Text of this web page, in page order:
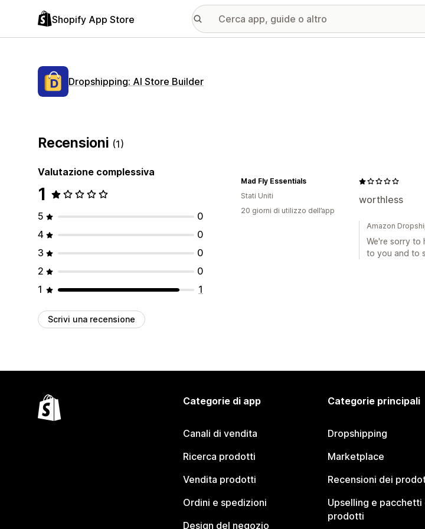
Shopify App Store
Dropshipping: AI Store Builder
Recensioni (1)
Valutazione complessiva
1
5
0
4
0
3
0
2
0
1
1
Scrivi una recensione
worthless
Mad Fly Essentials
Stati Uniti
20 giorni di utilizzo dell’app
Amazon
We're sorry to
to you and to
Categorie di app
Canali di vendita
Ricerca prodotti
Vendita prodotti
Ordini e spedizioni
Design del negozio
Categorie principali
Dropshipping
Marketplace
Recensioni dei
Upselling e pacchetti
prodotti